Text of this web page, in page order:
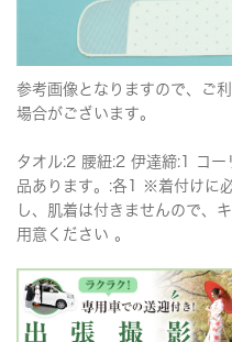
参考画像となりますので、ご
場合がございます。
タオル:2 腰紐:2 伊達締:1 コ
品あります。:各1 ※着付けに
し、肌着は付きませんので、
用意ください 。